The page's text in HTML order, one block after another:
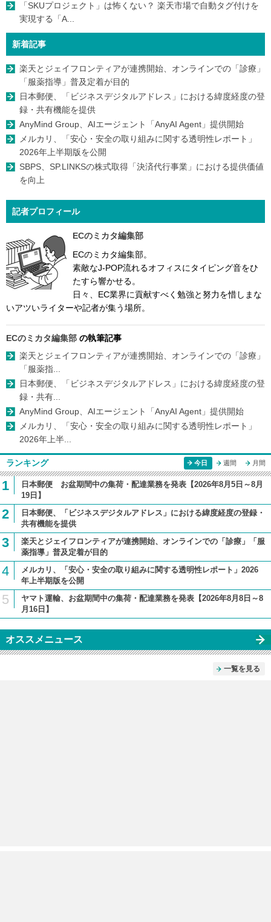
「SKUプロジェクト」は怖くない？ 楽天市場で自動タグ付けを
実現する「A...
新着記事
楽天とジェイフロンティアが連携開始、オンラインでの「診療」
「服薬指導」普及定着が目的
日本郵便、「ビジネスデジタルアドレス」における緯度経度の登
録・共有機能を提供
AnyMind Group、AIエージェント「AnyAI Agent」提供開始
メルカリ、「安心・安全の取り組みに関する透明性レポート」
2026年上半期版を公開
SBPS、SP.LINKSの株式取得「決済代行事業」における提供価値
を向上
記者プロフィール
ECのミカタ編集部
ECのミカタ編集部。
素敵なJ-POP流れるオフィスにタイピング音をひ
たすら響かせる。
日々、EC業界に貢献すべく勉強と努力を惜しまな
いアツいライターや記者が集う場所。
ECのミカタ編集部 の執筆記事
楽天とジェイフロンティアが連携開始、オンラインでの「診療」
「服薬指...
日本郵便、「ビジネスデジタルアドレス」における緯度経度の登
録・共有...
AnyMind Group、AIエージェント「AnyAI Agent」提供開始
メルカリ、「安心・安全の取り組みに関する透明性レポート」
2026年上半...
ランキング 今日 週間 月間
1
日本郵便 お盆期間中の集荷・配達業務を発表【2026年8月5日～8月
19日】
2
日本郵便、「ビジネスデジタルアドレス」における緯度経度の登録・
共有機能を提供
3
楽天とジェイフロンティアが連携開始、オンラインでの「診療」「服
薬指導」普及定着が目的
4
メルカリ、「安心・安全の取り組みに関する透明性レポート」2026
年上半期版を公開
5
ヤマト運輸、お盆期間中の集荷・配達業務を発表【2026年8月8日～8
月16日】
オススメニュース
一覧を見る